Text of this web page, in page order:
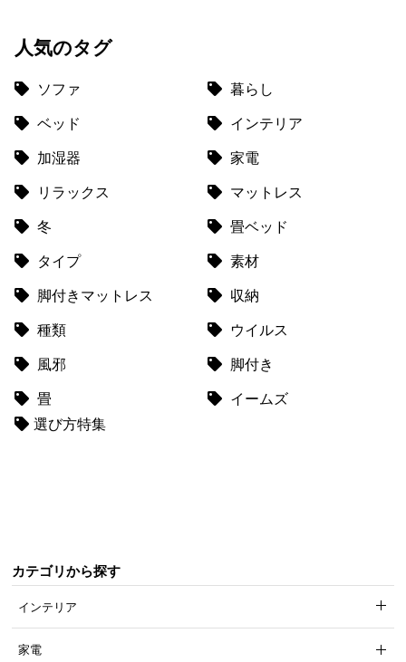
人気のタグ
ソファ 暮らし
ベッド インテリア
加湿器 家電
リラックス マットレス
冬 畳ベッド
タイプ 素材
脚付きマットレス 収納
種類 ウイルス
風邪 脚付き
畳
イームズ
選び方特集
カテゴリから探す
インテリア
家電